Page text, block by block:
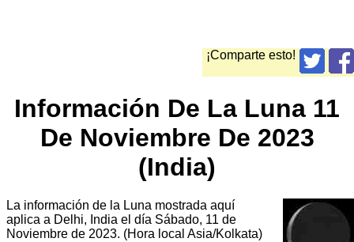
¡Comparte esto!
Información De La Luna 11
De Noviembre De 2023
(India)
La información de la Luna mostrada aquí
aplica a Delhi, India el día Sábado, 11 de
Noviembre de 2023. (Hora local Asia/Kolkata)